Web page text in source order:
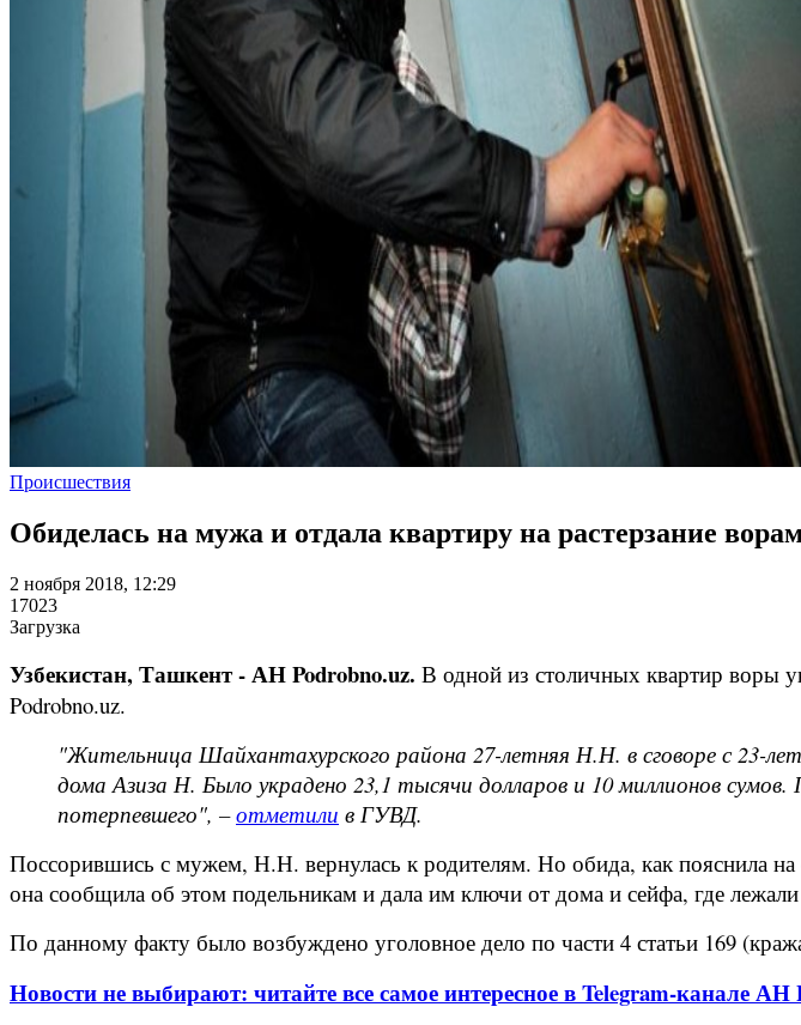
Происшествия
Обиделась на мужа и отдала квартиру на растерзание
2 ноября 2018, 12:29
17023
Загрузка
Узбекистан, Ташкент - АН Podrobno.uz. В одной из столичных квартир воры
Podrobno.uz.
"Жительница Шайхантахурского района 27-летняя Н.Н. в сговоре с
дома Азиза Н. Было украдено 23,1 тысячи долларов и 10 миллионов
потерпевшего", –отметили в ГУВД.
Поссорившись с мужем, Н.Н. вернулась к родителям. Но обида, как пояснила
она сообщила об этом подельникам и дала им ключи от дома и сейфа, где
По данному факту было возбуждено уголовное дело по части 4 статьи 169
Новости не выбирают: читайте все самое интересное в Telegram-канале АН